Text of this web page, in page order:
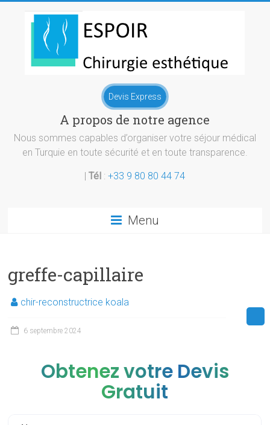
Chirurgie
esthetique
Turquie
Devis Express
A propos de notre agence
Nous sommes capables d’organiser votre séjour médical
en Turquie en toute sécurité et en toute transparence.
|Tél :+33 9 80 80 44 74
Menu
greffe-capillaire
chir-reconstructrice koala
6 septembre 2024
Obtenez votre Devis
Gratuit